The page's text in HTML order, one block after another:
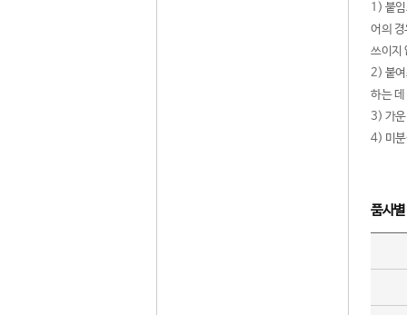
1) 붙
어의
쓰이지
2) 붙여
하는
3) 가운
4) 미분
품사